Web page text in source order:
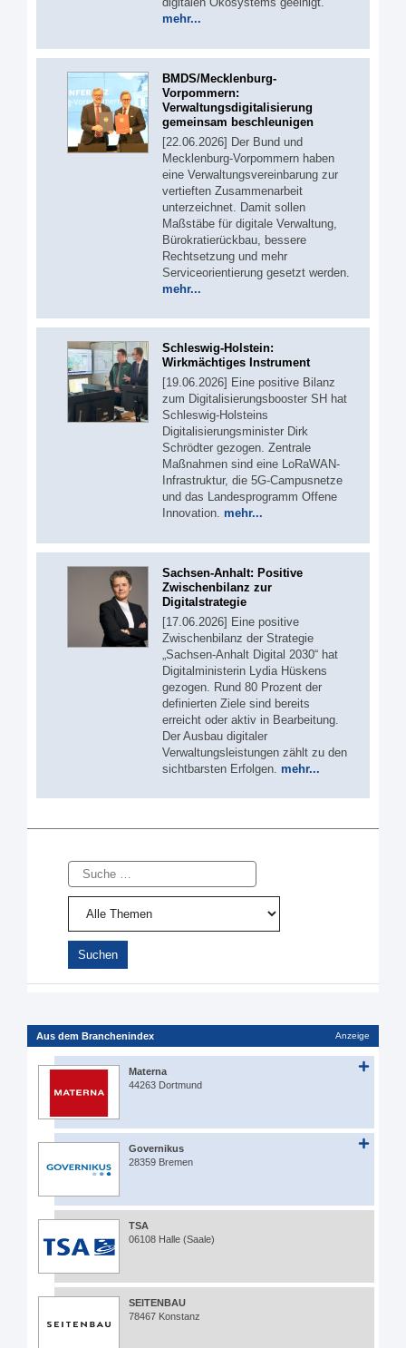
mehr...
BMDS/Mecklenburg-
Vorpommern:
Verwaltungsdigitalisierung
gemeinsam beschleunigen
[22.06.2026] Der Bund und
Mecklenburg-Vorpommern haben
eine Verwaltungsvereinbarung zur
vertieften Zusammenarbeit
unterzeichnet. Damit sollen
Maßstäbe für digitale Verwaltung,
Bürokratierückbau, bessere
Rechtsetzung und mehr
Serviceorientierung gesetzt werden.
mehr...
Schleswig-Holstein:
Wirkmächtiges Instrument
[19.06.2026] Eine positive Bilanz
zum Digitalisierungsbooster SH hat
Schleswig-Holsteins
Digitalisierungsminister Dirk
Schrödter gezogen. Zentrale
Maßnahmen sind eine LoRaWAN-
Infrastruktur, die 5G-Campusnetze
und das Landesprogramm Offene
Innovation. mehr...
Sachsen-Anhalt: Positive
Zwischenbilanz zur
Digitalstrategie
[17.06.2026] Eine positive
Zwischenbilanz der Strategie
„Sachsen-Anhalt Digital 2030“ hat
Digitalministerin Lydia Hüskens
gezogen. Rund 80 Prozent der
definierten Ziele sind bereits
erreicht oder aktiv in Bearbeitung.
Der Ausbau digitaler
Verwaltungsleistungen zählt zu den
sichtbarsten Erfolgen. mehr...
Suche
Aus dem Branchenindex Anzeige
Materna
44263 Dortmund
Governikus
28359 Bremen
TSA
06108 Halle (Saale)
SEITENBAU
78467 Konstanz